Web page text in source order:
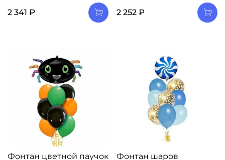
2 341 ₽
2 252 ₽
Фонтан цветной паучок
Фонтан шаров